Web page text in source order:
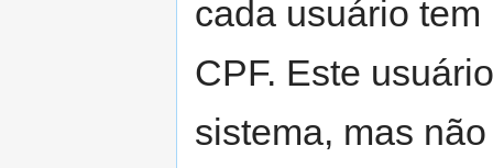
cada usuário
CPF. Este
sistema, mas